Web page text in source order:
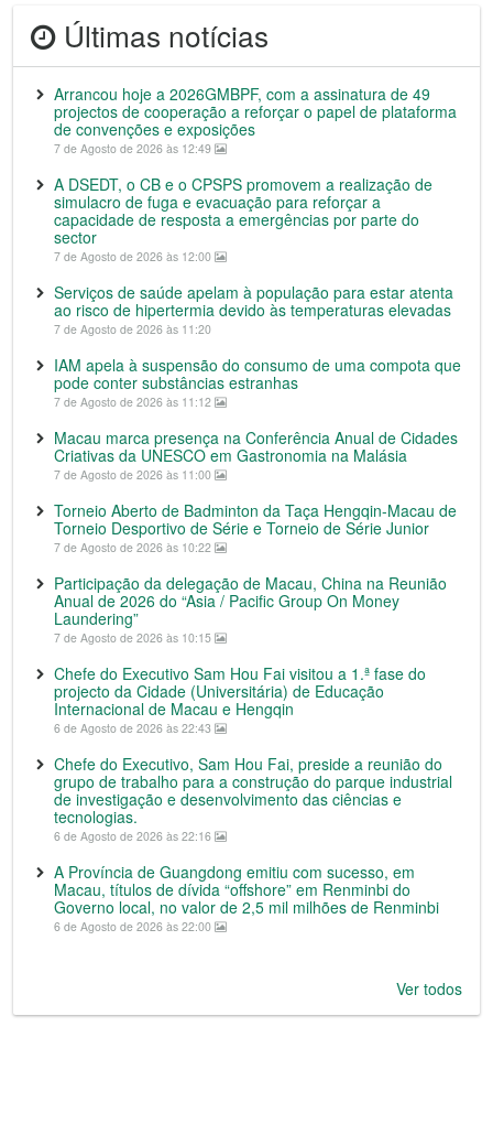
Últimas notícias
Arrancou hoje a 2026GMBPF, com a assinatura de 49
projectos de cooperação a reforçar o papel de plataforma
de convenções e exposições
7 de Agosto de 2026 às 12:49
A DSEDT, o CB e o CPSPS promovem a realização de
simulacro de fuga e evacuação para reforçar a
capacidade de resposta a emergências por parte do
sector
7 de Agosto de 2026 às 12:00
Serviços de saúde apelam à população para estar atenta
ao risco de hipertermia devido às temperaturas elevadas
7 de Agosto de 2026 às 11:20
IAM apela à suspensão do consumo de uma compota que
pode conter substâncias estranhas
7 de Agosto de 2026 às 11:12
Macau marca presença na Conferência Anual de Cidades
Criativas da UNESCO em Gastronomia na Malásia
7 de Agosto de 2026 às 11:00
Torneio Aberto de Badminton da Taça Hengqin-Macau de
Torneio Desportivo de Série e Torneio de Série Junior
7 de Agosto de 2026 às 10:22
Participação da delegação de Macau, China na Reunião
Anual de 2026 do “Asia / Pacific Group On Money
Laundering”
7 de Agosto de 2026 às 10:15
Chefe do Executivo Sam Hou Fai visitou a 1.ª fase do
projecto da Cidade (Universitária) de Educação
Internacional de Macau e Hengqin
6 de Agosto de 2026 às 22:43
Chefe do Executivo, Sam Hou Fai, preside a reunião do
grupo de trabalho para a construção do parque industrial
de investigação e desenvolvimento das ciências e
tecnologias.
6 de Agosto de 2026 às 22:16
A Província de Guangdong emitiu com sucesso, em
Macau, títulos de dívida “offshore” em Renminbi do
Governo local, no valor de 2,5 mil milhões de Renminbi
6 de Agosto de 2026 às 22:00
Ver todos